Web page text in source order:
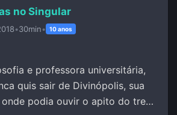
no Singular
•30min• 10 anos
e professora universitária,
quis sair de Divinópolis, sua
podia ouvir o apito do trem